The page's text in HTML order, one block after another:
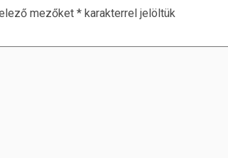
mezőket * karakterrel jelöltük